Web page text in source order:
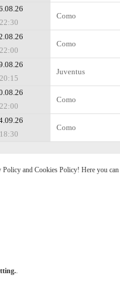
22:30
Como
22:00
Como
20:15
Juventus
22:00
Como
18:30
Como
and Cookies Policy! Here you
.